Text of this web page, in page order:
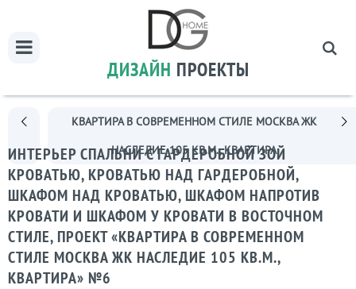
ДИЗАЙН ПРОЕКТЫ
КВАРТИРА В СОВРЕМЕННОМ СТИЛЕ МОСКВА ЖК
НАСЛЕДИЕ 105 КВ.М., КВАРТИРА
ИНТЕРЬЕР СПАЛЬНИ С ГАРДЕРОБНОЙ ЗОЙ
КРОВАТЬЮ, КРОВАТЬЮ НАД ГАРДЕРОБНОЙ,
ШКАФОМ НАД КРОВАТЬЮ, ШКАФОМ НАПРОТИВ
КРОВАТИ И ШКАФОМ У КРОВАТИ В ВОСТОЧНОМ
СТИЛЕ, ПРОЕКТ «КВАРТИРА В СОВРЕМЕННОМ
СТИЛЕ МОСКВА ЖК НАСЛЕДИЕ 105 КВ.М.,
КВАРТИРА» №6